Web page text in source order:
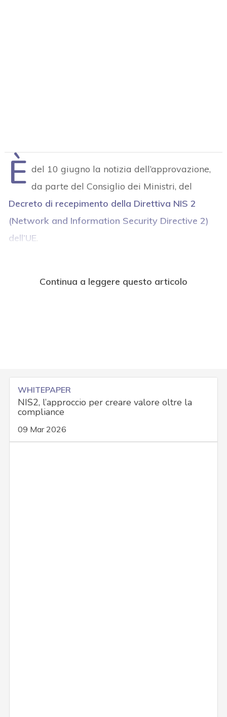
È del 10 giugno la notizia dell’approvazione,
da parte del Consiglio dei Ministri, del
Decreto di recepimento della Direttiva NIS 2
(Network and Information Security Directive 2)
dell’UE.
Continua a leggere questo articolo
WHITEPAPER
NIS2, l’approccio per creare valore oltre la
compliance
09 Mar 2026